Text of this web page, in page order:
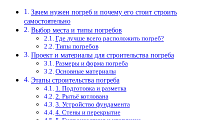
Зачем нужен погреб и почему его стоит строить
самостоятельно
Выбор места и типы погребов
Где лучше всего расположить погреб?
Типы погребов
Проект и материалы для строительства погреба
Размеры и форма погреба
Основные материалы
Этапы строительства погреба
1. Подготовка и разметка
2. Рытьё котлована
3. Устройство фундамента
4. Стены и перекрытие